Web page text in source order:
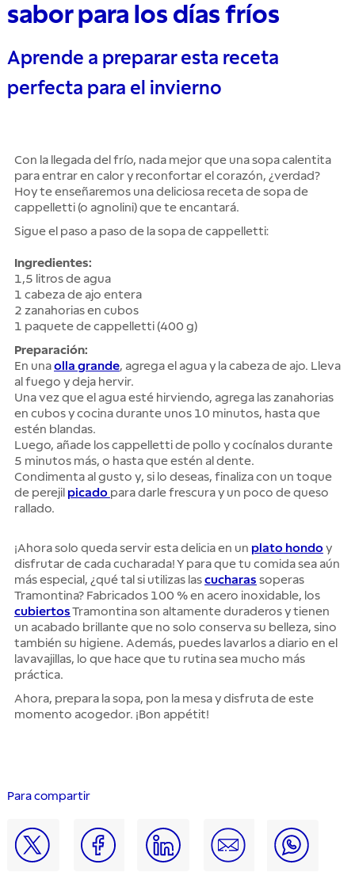
Para compartir
sabor para los días fríos
Aprende a preparar esta receta
perfecta para el invierno
Con la llegada del frío, nada mejor que una sopa calentita
para entrar en calor y reconfortar el corazón, ¿verdad?
Hoy te enseñaremos una deliciosa receta de sopa de
cappelletti (o agnolini) que te encantará.
Sigue el paso a paso de la sopa de cappelletti:
Ingredientes:
1,5 litros de agua
1 cabeza de ajo entera
2 zanahorias en cubos
1 paquete de cappelletti (400 g)
Preparación:
En unaolla grande, agrega el agua y la cabeza de ajo. Lleva
al fuego y deja hervir.
Una vez que el agua esté hirviendo, agrega las zanahorias
en cubos y cocina durante unos 10 minutos, hasta que
estén blandas.
Luego, añade los cappelletti de pollo y cocínalos durante
5 minutos más, o hasta que estén al dente.
Condimenta al gusto y, si lo deseas, finaliza con un toque
de perejil picado para darle frescura y un poco de queso
rallado.
¡Ahora solo queda servir esta delicia en un plato hondo y
disfrutar de cada cucharada! Y para que tu comida sea aún
más especial, ¿qué tal si utilizas lascucharas soperas
Tramontina? Fabricados 100 % en acero inoxidable, los
cubiertosTramontina son altamente duraderos y tienen
un acabado brillante que no solo conserva su belleza, sino
también su higiene. Además, puedes lavarlos a diario en el
lavavajillas, lo que hace que tu rutina sea mucho más
práctica.
Ahora, prepara la sopa, pon la mesa y disfruta de este
momento acogedor. ¡Bon appétit!